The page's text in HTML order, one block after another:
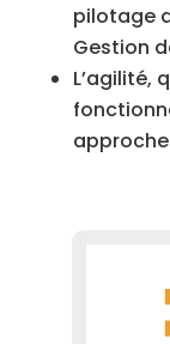
pilotage
Gestion
L’agilité,